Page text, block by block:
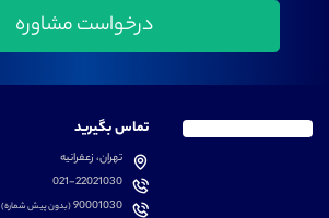
تماس بگیرید
تهران، زعفرانیه
021-22021030
90001030(بدون پیش شماره)